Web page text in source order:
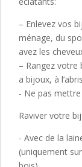
– Enlevez vos
ménage, du
avez les
– Rangez
a bijoux, à
- Ne pas
Raviver votre
- Avec de la
(uniquement